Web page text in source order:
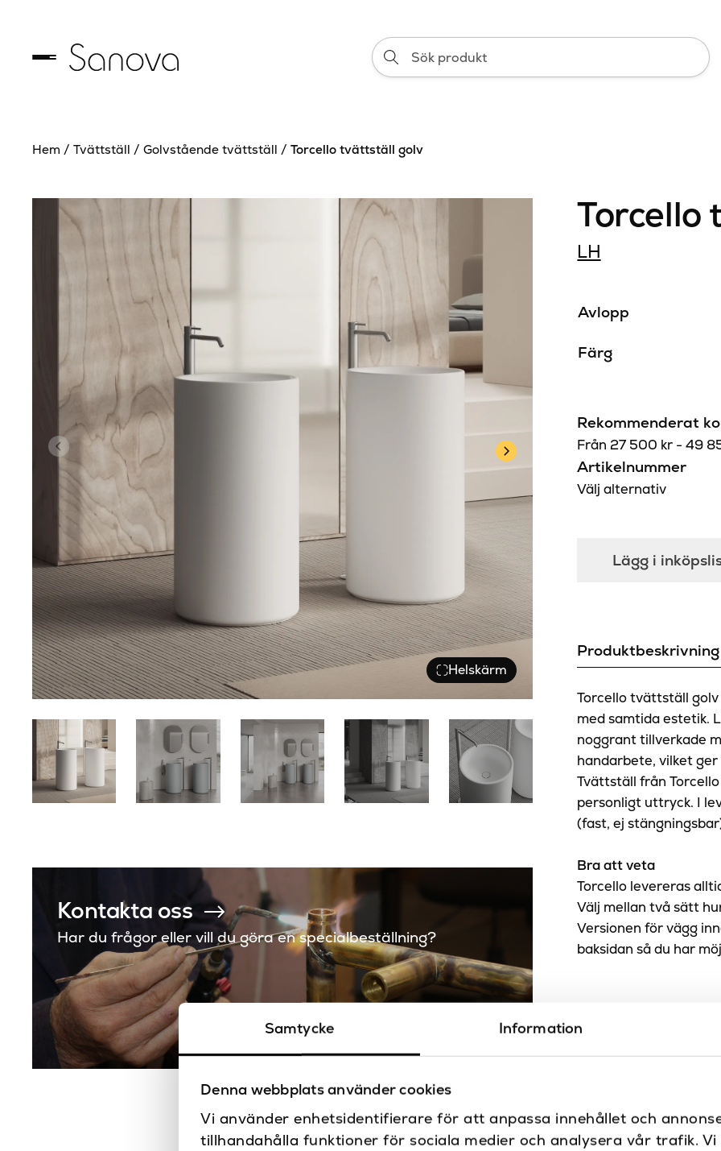
Samtycke Information
Denna webbplats använder cookies
Vi använder enhetsidentifierare för att anpassa innehållet och
tillhandahålla funktioner för sociala medier och analysera vår trafik.
Sök
produkt
Hem / Tvättställ / Golvstående tvättställ / Torcello tvättställ golv
Helskärm
Kontakta oss
Har du frågor eller vill du göra en specialbeställning?
Torcello
LH
Avlopp
Färg
Rekommenderat
Från 27 500 kr -49
Artikelnummer
Välj alternativ
Lägg i
Produktbeskrivning
Torcello tvättställ
med samtida estetik.
noggrant tillverkade
handarbete, vilket
Tvättställ från
personligt uttryck. I
(fast, ej
Bra att veta
Torcello levereras
Välj mellan två sätt
Versionen för vägg
baksidan så du har
Diameter (mm)
Dokument
3D fil